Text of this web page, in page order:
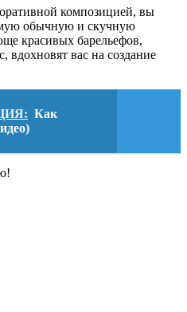
композицией, вы
обычную и скучную
красивых барельефов,
вдохновят вас на создание
Как